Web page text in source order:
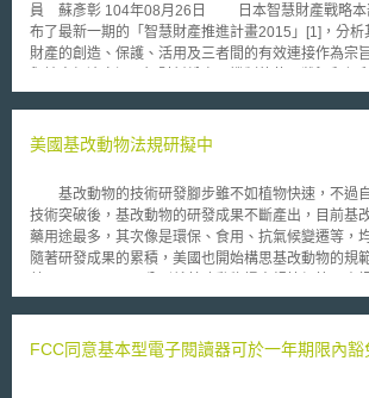
員 蘇彥彰 104年08月26日 日本智慧財產戰略本部於今年6月19日公
布了最新一期的「智慧財產推進計畫2015」[1]，分
財產的創造、保護、活用及三者間的有效連接作為宗
外拓展的潛力及對智財戰略之重要性為背景，特別提
的海外拓展」等三項核心議題，並分別剖析各項議題
要地位，同時也是產業競爭力的來源。若中小企業能
（包括技術、品牌等），以經營策略為基礎，有效透
標準化、隱密化等方式，應可將智慧財產活用於商業
地域經濟的發展。然而以2013年而言，日本中小企業
有約3.3萬間，不到全部中小企業總數的1％[2]，可知
中，日本依據對智財的掌握度將中小企業區分為「智
美國基改動物法規研擬中
基改動物的技術研發腳步雖不如植物快速，不過
技術突破後，基改動物的研發成果不斷產出，目前基
藥用途最多，其次像是環保、食用、抗氣候變遷等，
隨著研發成果的累積，美國也開始構思基改動物的規
由於美國並未對基改生物訂定管理專法，而是利用既
範目的出發，闡述其用來規範基改動物的適當連結，
FCC同意基本型電子閱讀器可於一年期限內